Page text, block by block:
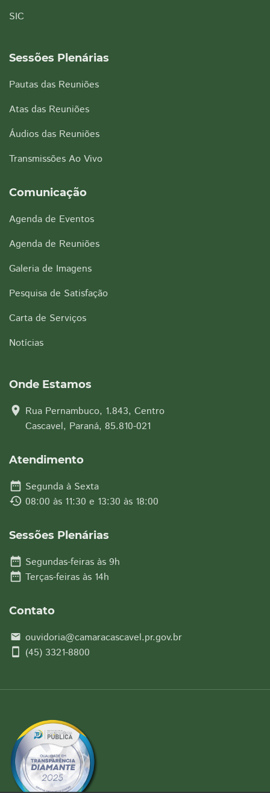
SIC
Sessões Plenárias
Pautas das Reuniões
Atas das Reuniões
Áudios das Reuniões
Transmissões Ao Vivo
Comunicação
Agenda de Eventos
Agenda de Reuniões
Galeria de Imagens
Pesquisa de Satisfação
Carta de Serviços
Notícias
Onde Estamos
location_on Rua Pernambuco, 1.843, Centro
Cascavel, Paraná, 85.810-021
Atendimento
date_range Segunda à Sexta
history 08:00 às 11:30 e 13:30 às 18:00
Sessões Plenárias
date_range Segundas-feiras às 9h
date_range Terças-feiras às 14h
Contato
email ouvidoria@camaracascavel.pr.gov.br
smartphone (45) 3321-8800